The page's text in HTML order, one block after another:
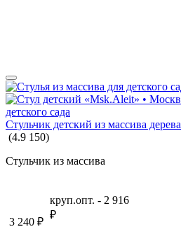
Стульчик детский из массива дерева
(4.9 150)
Стульчик из массива
3 240 ₽
круп.опт. - 2 916
₽